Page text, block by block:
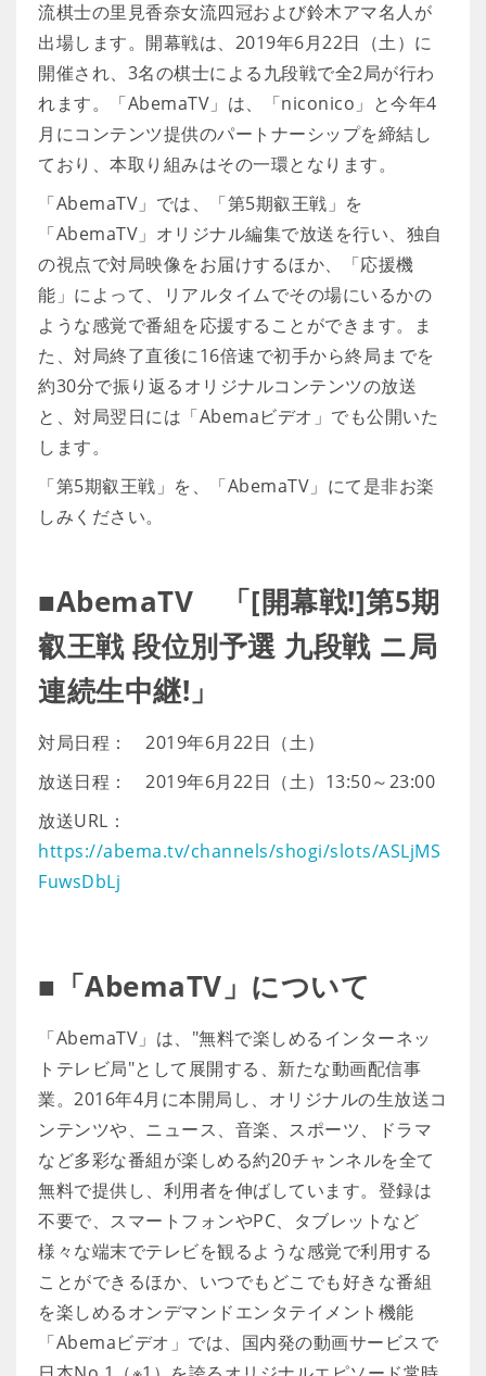
流棋士の里見香奈女流四冠および鈴木アマ名人が
出場します。開幕戦は、2019年6月22日（土）に
開催され、3名の棋士による九段戦で全2局が行わ
れます。「AbemaTV」は、「niconico」と今年4
月にコンテンツ提供のパートナーシップを締結し
ており、本取り組みはその一環となります。
「AbemaTV」では、「第5期叡王戦」を
「AbemaTV」オリジナル編集で放送を行い、独自
の視点で対局映像をお届けするほか、「応援機
能」によって、リアルタイムでその場にいるかの
ような感覚で番組を応援することができます。ま
た、対局終了直後に16倍速で初手から終局までを
約30分で振り返るオリジナルコンテンツの放送
と、対局翌日には「Abemaビデオ」でも公開いた
します。
「第5期叡王戦」を、「AbemaTV」にて是非お楽
しみください。
■AbemaTV 「[開幕戦!]第5期
叡王戦 段位別予選 九段戦 ニ局
連続生中継!」
対局日程： 2019年6月22日（土）
放送日程： 2019年6月22日（土）13:50～23:00
放送URL：
https://abema.tv/channels/shogi/slots/ASLjMS
FuwsDbLj
■「AbemaTV」について
「AbemaTV」は、"無料で楽しめるインターネッ
トテレビ局"として展開する、新たな動画配信事
業。2016年4月に本開局し、オリジナルの生放送コ
ンテンツや、ニュース、音楽、スポーツ、ドラマ
など多彩な番組が楽しめる約20チャンネルを全て
無料で提供し、利用者を伸ばしています。登録は
不要で、スマートフォンやPC、タブレットなど
様々な端末でテレビを観るような感覚で利用する
ことができるほか、いつでもどこでも好きな番組
を楽しめるオンデマンドエンタテイメント機能
「Abemaビデオ」では、国内発の動画サービスで